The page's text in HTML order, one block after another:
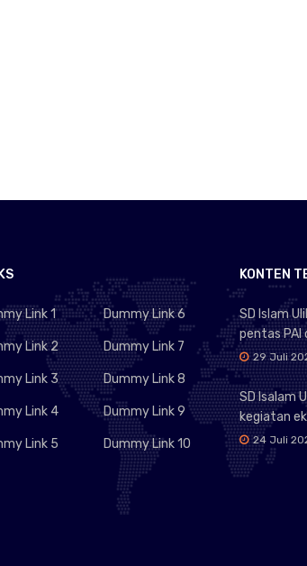
Link 1
Link 2
Link 3
Link 4
Link 5
Dummy Link 6
Dummy Link 7
Dummy Link 8
Dummy Link 9
Dummy Link 10
KONTEN
SD Islam
pentas PAI
29 Juli
SD Isalam
kegiatan
24 Juli